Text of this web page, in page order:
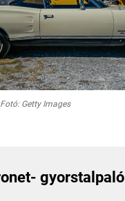
Fotó: Getty Images
gyorstalpaló